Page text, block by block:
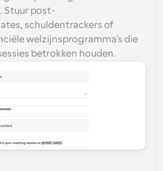
Stuur post-
schuldentrackers of
welzijnsprogramma's die
betrokken houden.